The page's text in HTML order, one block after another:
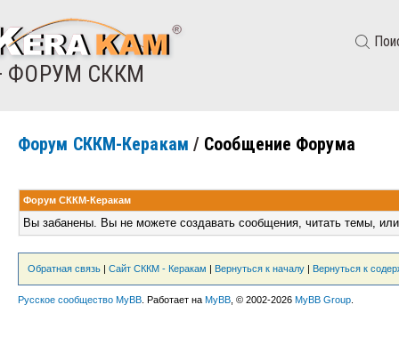
ФОРУМ СККМ
Форум СККМ-Керакам / Сообщение Форума
Форум СККМ-Керакам
Вы забанены. Вы не можете создавать сообщения, читать темы,
Обратная связь | Сайт СККМ - Керакам | Вернуться к началу | Вернуться к
Русское сообщество MyBB . Работает на MyBB , © 2002-2026 MyBB Group